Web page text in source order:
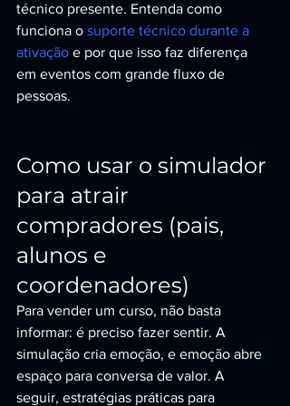
técnico presente. Entenda como
funciona o suporte técnico durante a
ativação e por que isso faz diferença
em eventos com grande fluxo de
pessoas.
Como usar o simulador
para atrair
compradores (pais,
alunos e
coordenadores)
Para vender um curso, não basta
informar: é preciso fazer sentir. A
simulação cria emoção, e emoção abre
espaço para conversa de valor. A
seguir, estratégias práticas para